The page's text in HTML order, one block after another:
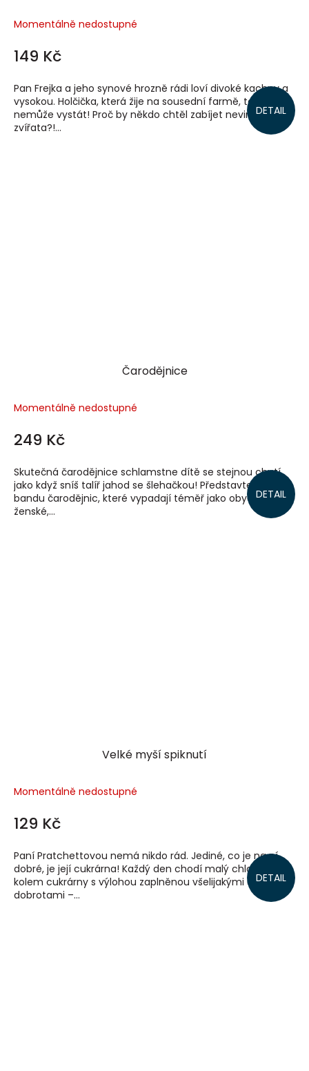
Momentálně nedostupné
149 Kč
DETAIL
Pan Frejka a jeho synové hrozně rádi loví divoké kachny a
vysokou. Holčička, která žije na sousední farmě, to ale
nemůže vystát! Proč by někdo chtěl zabíjet nevinná
zvířata?!...
Čarodějnice
Momentálně nedostupné
249 Kč
DETAIL
Skutečná čarodějnice schlamstne dítě se stejnou chutí,
jako když sníš talíř jahod se šlehačkou! Představte si
bandu čarodějnic, které vypadají téměř jako obyčejné
ženské,...
Velké myší spiknutí
Momentálně nedostupné
129 Kč
DETAIL
Paní Pratchettovou nemá nikdo rád. Jediné, co je na ní
dobré, je její cukrárna! Každý den chodí malý chlapec
kolem cukrárny s výlohou zaplněnou všelijakými úžasnými
dobrotami –...